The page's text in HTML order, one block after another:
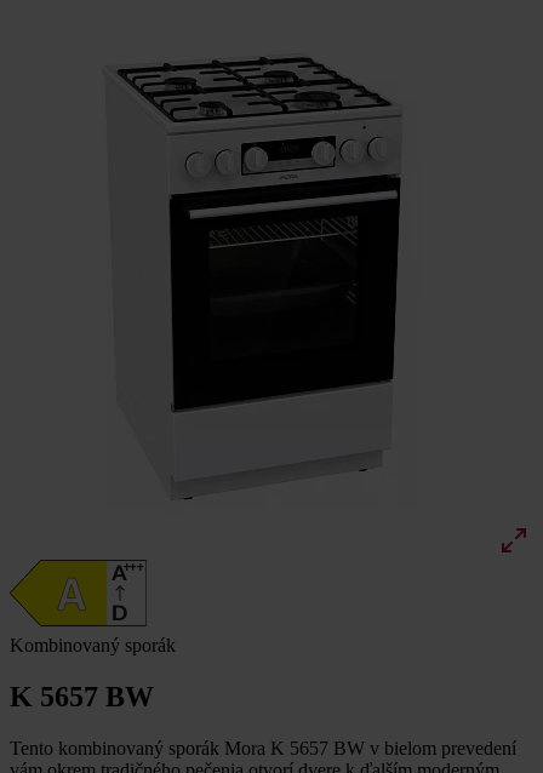
Kombinovaný sporák
K 5657 BW
Tento kombinovaný sporák Mora K 5657 BW v bielom prevedení